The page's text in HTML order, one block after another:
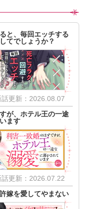
と、毎回エッチする
てでしょうか？
話更新：2026.08.07
が、ホテル王の一途
ます
話更新：2026.07.22
嫁を愛してやまない